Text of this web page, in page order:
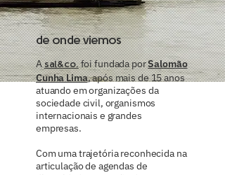
de onde viemos
Asal&co.foi fundada porSalomão
Cunha Lima, após mais de 15 anos
atuando em organizações da
sociedade civil, organismos
internacionais e grandes
empresas.
Com uma trajetória reconhecida na
articulação de agendas de